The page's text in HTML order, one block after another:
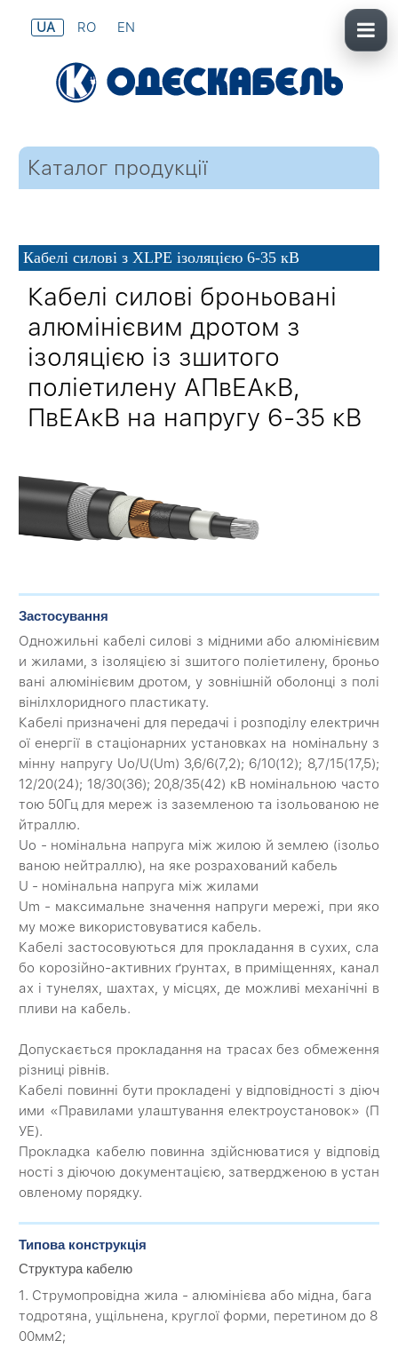
UA RO EN
Каталог продукції
Кабелі силові з XLPE ізоляцією 6-35 кВ
Кабелі силові броньовані
алюмінієвим дротом з
ізоляцією із зшитого
поліетилену АПвЕАкВ,
ПвЕАкВ на напругу 6-35 кВ
Застосування
Одножильні кабелі силові з мідними або алюмінієвим
и жилами, з ізоляцією зі зшитого поліетилену, броньо
вані алюмінієвим дротом, у зовнішній оболонці з полі
вінілхлоридного пластикату.
Кабелі призначені для передачі і розподілу електричн
ої енергії в стаціонарних установках на номінальну з
мінну напругу Uo/U(Um) 3,6/6(7,2); 6/10(12); 8,7/15(17,5);
12/20(24); 18/30(36); 20,8/35(42) кВ номінальною часто
тою 50Гц для мереж із заземленою та ізольованою не
йтраллю.
Uo - номінальна напруга між жилою й землею (ізольо
ваною нейтраллю), на яке розрахований кабель
U - номінальна напруга між жилами
Um - максимальне значення напруги мережі, при яко
му може використовуватися кабель.
Кабелі застосовуються для прокладання в сухих, сла
бо корозійно-активних ґрунтах, в приміщеннях, канал
ах і тунелях, шахтах, у місцях, де можливі механічні в
пливи на кабель.
Допускається прокладання на трасах без обмеження
різниці рівнів.
Кабелі повинні бути прокладені у відповідності з діюч
ими «Правилами улаштування електроустановок» (П
УЕ).
Прокладка кабелю повинна здійснюватися у відповід
ності з діючою документацією, затвердженою в устан
овленому порядку.
Типова конструкція
Структура кабелю
1. Струмопровідна жила - алюмінієва або мідна, бага
тодротяна, ущільнена, круглої форми, перетином до 8
00мм2;